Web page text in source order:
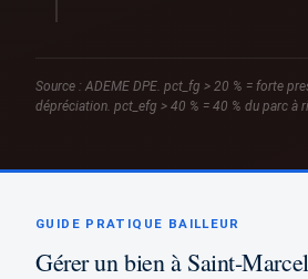
Source : ADEME DPE. pct_fg > 20 % = forte
dépréciation. pct_efg > 40 % = 40 % du parc à
GUIDE PRATIQUE BAILLEUR
Gérer un bien à Saint-